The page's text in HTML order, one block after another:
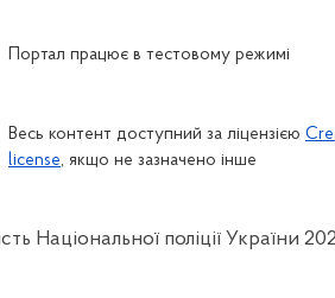
Портал працює в тестовому режимі
Весь контент доступний за ліцензією
license, якщо не зазначено інше
Національної поліції України